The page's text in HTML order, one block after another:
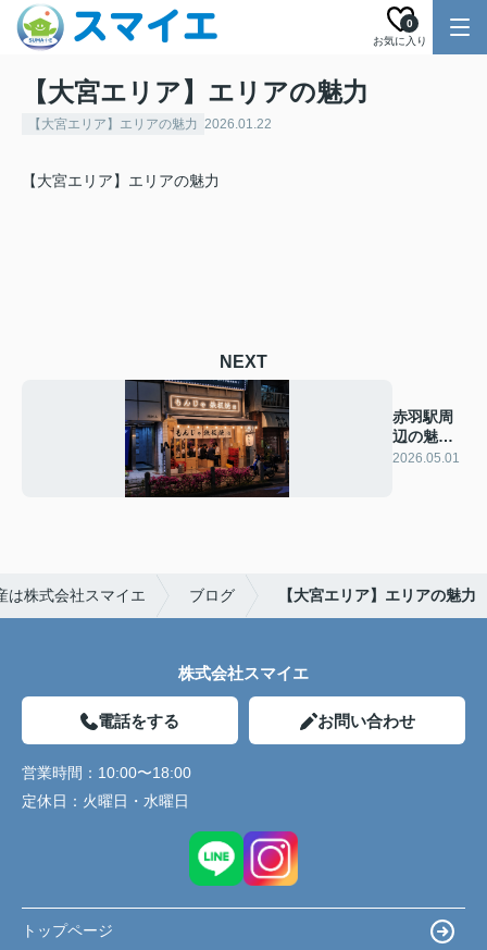
お気に入り
0
【大宮エリア】エリアの魅力
【大宮エリア】エリアの魅力 2026.01.22
【大宮エリア】エリアの魅力
NEXT
赤羽駅周
辺の魅力
と話題の
2026.05.01
は株式会社スマイエ ブログ 【大宮エリア】エリアの魅力
株式会社スマイエ
電話をする お問い合わせ
営業時間： 10:00〜18:00
定休日： 火曜日・水曜日
トップページ